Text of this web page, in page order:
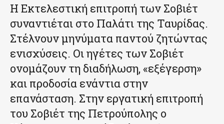
Η Εκτελεστική επιτροπή των Σοβιέτ
συναντιέται στο Παλάτι της Ταυρίδας.
Στέλνουν μηνύματα παντού ζητώντας
ενισχύσεις. Οι ηγέτες των Σοβιέτ
ονομάζουν τη διαδήλωση, «εξέγερση»
και προδοσία ενάντια στην
επανάσταση. Στην εργατική επιτροπή
του Σοβιέτ της Πετρούπολης ο